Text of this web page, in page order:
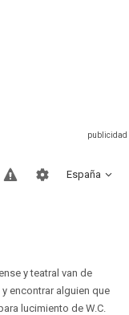
España
y teatral van de
encontrar alguien que
lucimiento de W.C.